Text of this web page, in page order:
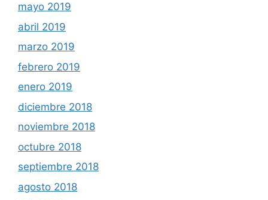
mayo 2019
abril 2019
marzo 2019
febrero 2019
enero 2019
diciembre 2018
noviembre 2018
octubre 2018
septiembre 2018
agosto 2018